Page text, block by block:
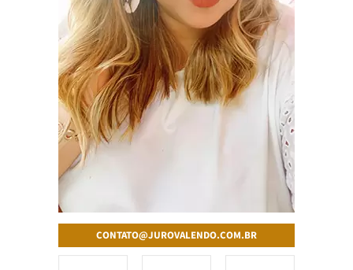
CONTATO@JUROVALENDO.COM.BR